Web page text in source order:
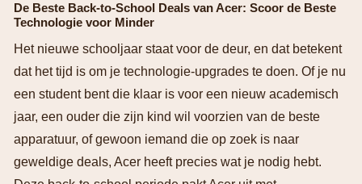
De Beste Back-to-School Deals van Acer: Scoor de Beste
Technologie voor Minder
Het nieuwe schooljaar staat voor de deur, en dat betekent
dat het tijd is om je technologie-upgrades te doen. Of je nu
een student bent die klaar is voor een nieuw academisch
jaar, een ouder die zijn kind wil voorzien van de beste
apparatuur, of gewoon iemand die op zoek is naar
geweldige deals, Acer heeft precies wat je nodig hebt.